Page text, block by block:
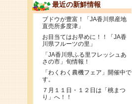
最近の新鮮情報
ブドウが豊富！「JA香川県産地
直売所多度津」
お目当てはお早めに！！「JA香
川県フルーツの里」
「JA香川県ふる里フレッシュあ
さの市」旬情報！
「わくわく農機フェア」開催中で
す。
７月１１日・１２日は「桃まつ
り」へ！！